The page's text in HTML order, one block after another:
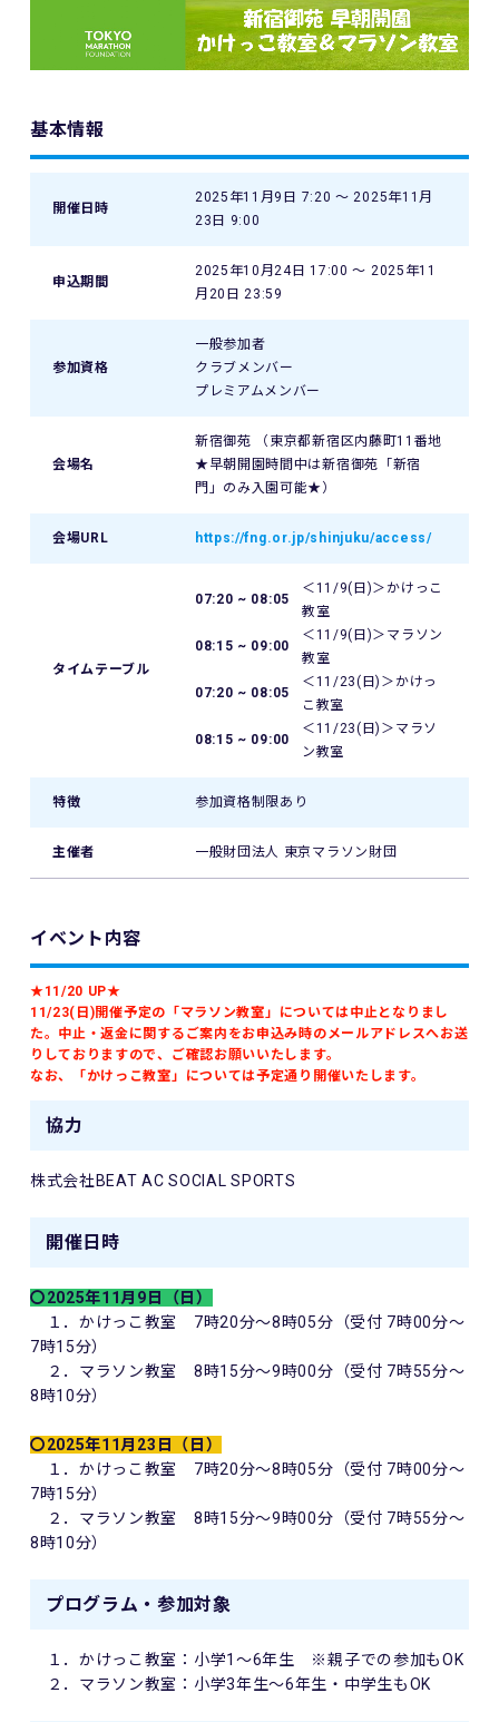
基本情報
開催日時
2025年11月9日 7:20 〜 2025年11月
23日 9:00
申込期間
2025年10月24日 17:00 〜 2025年11
月20日 23:59
参加資格
一般参加者
クラブメンバー
プレミアムメンバー
会場名
新宿御苑 （東京都新宿区内藤町11番地
★早朝開園時間中は新宿御苑「新宿
門」のみ入園可能★）
会場URL https://fng.or.jp/shinjuku/access/
タイムテーブル
07:20 ~ 08:05
＜11/9(日)＞かけっこ
教室
08:15 ~ 09:00
＜11/9(日)＞マラソン
教室
07:20 ~ 08:05
＜11/23(日)＞かけっ
こ教室
08:15 ~ 09:00
＜11/23(日)＞マラソ
ン教室
特徴 参加資格制限あり
主催者 一般財団法人 東京マラソン財団
イベント内容
★11/20 UP★
11/23(日)開催予定の「マラソン教室」については中止となりまし
た。中止・返金に関するご案内をお申込み時のメールアドレスへお送
りしておりますので、ご確認お願いいたします。
なお、「かけっこ教室」については予定通り開催いたします。
協力
株式会社BEAT AC SOCIAL SPORTS
開催日時
〇2025年11月9日（日）
１．かけっこ教室 7時20分～8時05分（受付 7時00分～
7時15分）
２．マラソン教室 8時15分～9時00分（受付 7時55分～
8時10分）
〇2025年11月23日（日）
１．かけっこ教室 7時20分～8時05分（受付 7時00分～
7時15分）
２．マラソン教室 8時15分～9時00分（受付 7時55分～
8時10分）
プログラム・参加対象
１．かけっこ教室：小学1～6年生 ※親子での参加もOK
２．マラソン教室：小学3年生～6年生・中学生もOK